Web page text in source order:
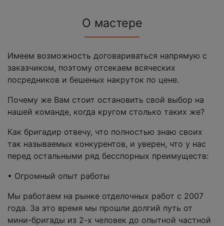
О мастере
Имеем возможность договариваться напрямую с
заказчиком, поэтому отсекаем всяческих
посредников и бешеных накруток по цене.
Почему же Вам стоит остановить свой выбор на
нашей команде, когда кругом столько таких же?
Как бригадир отвечу, что полностью знаю своих
так называемых конкурентов, и уверен, что у нас
перед остальными ряд бесспорных преимуществ:
• Огромный опыт работы
Мы работаем на рынке отделочных работ с 2007
года. За это время мы прошли долгий путь от
мини-бригады из 2-х человек до опытной частной